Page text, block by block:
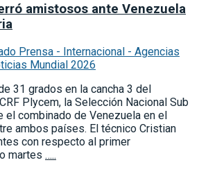
amistosos ante Venezuela
Prensa - Internacional - Agencias
Mundial 2026
31 grados en la cancha 3 del
Plycem, la Selección Nacional Sub
el combinado de Venezuela en el
ambos países. El técnico Cristian
con respecto al primer
martes …..